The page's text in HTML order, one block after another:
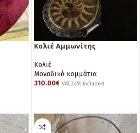
Kολιέ Αμμωνίτης
Κολιέ
Μοναδικά κομμάτια
310.00€ VAT 24% Included